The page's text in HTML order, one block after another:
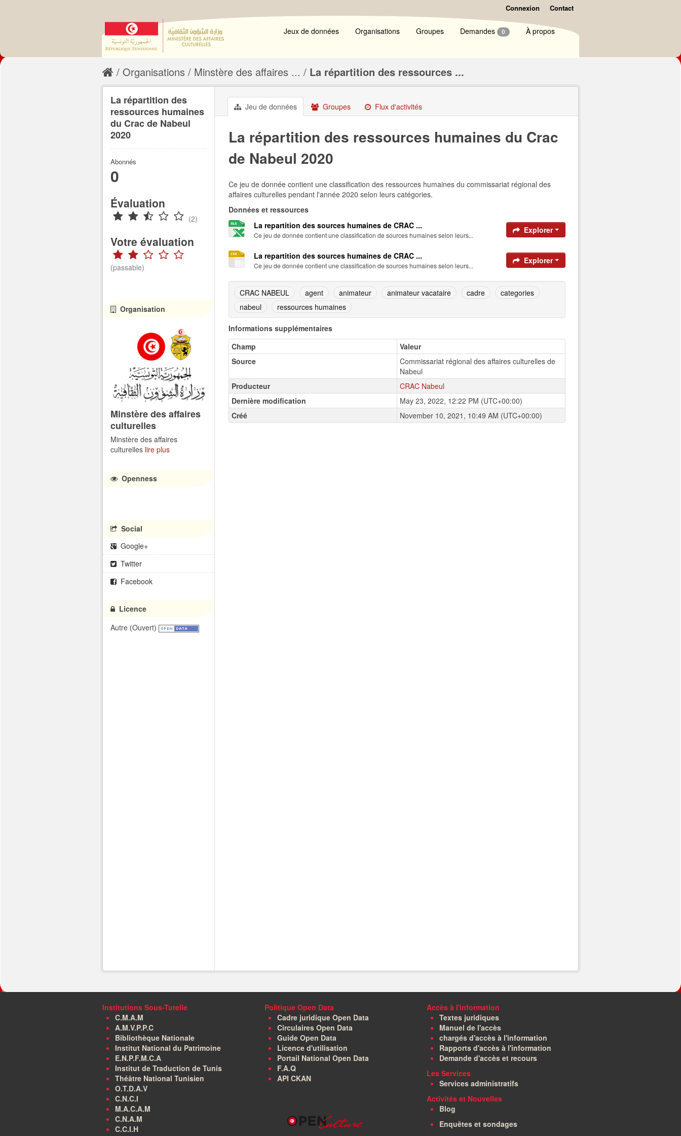
Connexion Contact
Jeux de données Organisations Groupes Demandes 0 À propos
Organisations Minstère des affaires ... La répartition des ressources ...
Jeu de données Groupes Flux d'activités
La répartition des ressources humaines du Crac
de Nabeul 2020
Ce jeu de donnée contient une classification des ressources humaines du commissariat régional des
affaires culturelles pendant l'année 2020 selon leurs catégories.
Données et ressources
La repartition des sources humaines de CRAC ...
Ce jeu de donnée contient une classification de sources humaines selon leurs...
Explorer
La repartition des sources humaines de CRAC ...
Ce jeu de donnée contient une classification de sources humaines selon leurs...
Explorer
CRAC NABEUL agent animateur animateur vacataire cadre
categories
nabeul
ressources humaines
Informations supplémentaires
Champ
Valeur
Source
Commissariat régional des affaires culturelles de
Nabeul
Producteur
CRAC Nabeul
Dernière modification
May 23, 2022, 12:22 PM (UTC+00:00)
Créé
November 10, 2021, 10:49 AM (UTC+00:00)
La répartition des
ressources humaines
du Crac de Nabeul
2020
Abonnés
0
Évaluation
(2)
Votre évaluation
(passable)
Organisation
Minstère des affaires
culturelles
Minstère des affaires
culturelles lire plus
Openness
Social
Google+
Twitter
Facebook
Licence
Autre (Ouvert)
Institutions Sous-Tutelle
C.M.A.M
A.M.V.P.P.C
Bibliothèque Nationale
Institut National du Patrimoine
E.N.P.F.M.C.A
Institut de Traduction de Tunis
Théâtre National Tunisien
O.T.D.A.V
C.N.C.I
M.A.C.A.M
C.N.A.M
C.C.I.H
Politique Open Data
Cadre juridique Open Data
Circulaires Open Data
Guide Open Data
Licence d'utilisation
Portail National Open Data
F.A.Q
API CKAN
Accès à l'information
Textes juridiques
Manuel de l'accès
chargés d'accès à l'information
Rapports d'accès à l'information
Demande d'accès et recours
Les Services
Services administratifs
Activités et Nouvelles
Blog
Enquêtes et sondages